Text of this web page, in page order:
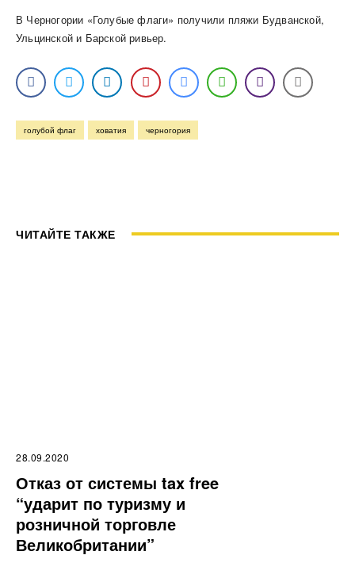
В Черногории «Голубые флаги» получили пляжи Будванской,
Ульцинской и Барской ривьер.
голубой флаг ховатия черногория
ЧИТАЙТЕ ТАКЖЕ
28.09.2020
Отказ от системы tax free
“ударит по туризму и
розничной торговле
Великобритании”